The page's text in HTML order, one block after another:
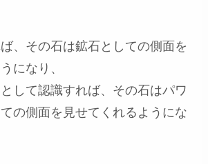
、その石は鉱石としての側面を
になり、
して認識すれば、その石はパワ
の側面を見せてくれるようにな